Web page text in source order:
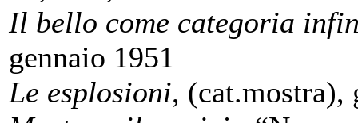
Il bello come categoria
gennaio 1951
Le esplosioni, (cat.mostra),